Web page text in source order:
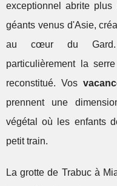
exceptionnel abrite
géants venus d'Asie,
au cœur du Gard.
particulièrement la
reconstitué. Vos
prennent une
végétal où les enfants
petit train.
La grotte de Trabuc à